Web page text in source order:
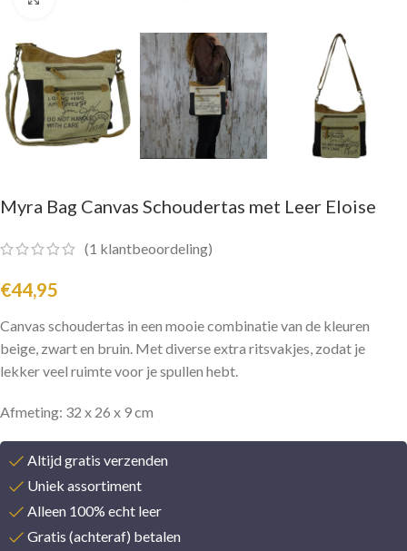
Myra Bag Canvas Schoudertas met Leer Eloise
(1 klantbeoordeling)
€44,95
Canvas schoudertas in een mooie combinatie van de kleuren
beige, zwart en bruin. Met diverse extra ritsvakjes, zodat je
lekker veel ruimte voor je spullen hebt.
Afmeting: 32 x 26 x 9 cm
Altijd gratis verzenden
Uniek assortiment
Alleen 100% echt leer
Gratis (achteraf) betalen